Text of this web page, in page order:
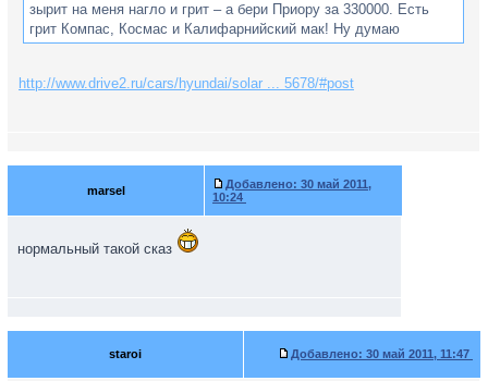
зырит на меня нагло и грит – а бери Приору за 330000. Есть
грит Компас, Космас и Калифарнийский мак! Ну думаю
приехали, и ценик и цвета какие-то наркоманские. А этот черт
тонн рубасов! Бери по кредиту и трос буксирный Японский в
панравилась и фары — как глазища удивленые зырк-зырк! Лан
пашли афармлять. Привел нас к кредитному маклеру, а сам
падорвался тачилу мою марафетить. Пока мы бумаги
запалняли (никагда столька ручкой ни песал) да ждали атвета
и салон закрылся. Продован засобирался и нам пришлось до
мужиков – приезжайте убедитесь! Нибуду описовать как
http://www.drive2.ru/cars/hyundai/solar ... 5678/#post
marsel Добавлено: 30 май 2011,
10:24
нормальный такой сказ
staroi Добавлено: 30 май 2011, 11:47